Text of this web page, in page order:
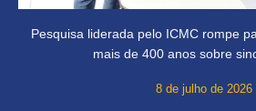
Pesquisa liderada pelo ICMC rompe
mais de 400 anos sobre
8 de julho de 2026